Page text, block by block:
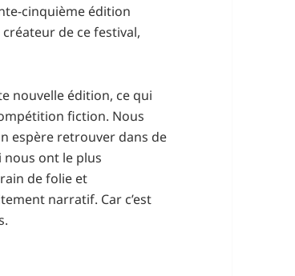
cinquième édition
de ce festival,
nouvelle édition, ce qui
fiction. Nous
espère retrouver dans de
nous ont le plus
de folie et
narratif. Car c’est